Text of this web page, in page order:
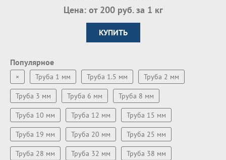
Цена: от 200 руб. за 1 кг
КУПИТЬ
Популярное
× Труба 1 мм Труба 1.5 мм Труба 2 мм
Труба 3 мм Труба 6 мм Труба 8 мм
Труба 10 мм Труба 12 мм Труба 15 мм
Труба 19 мм Труба 20 мм Труба 25 мм
Труба 28 мм Труба 32 мм Труба 38 мм